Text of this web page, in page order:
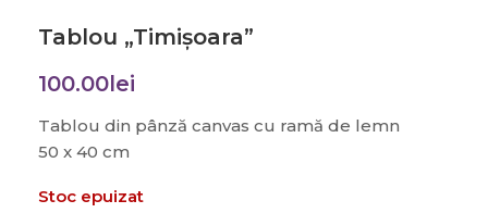
Tablou „Timişoara”
100.00lei
Tablou din pânză canvas cu ramă de lemn
50 x 40 cm
Stoc epuizat